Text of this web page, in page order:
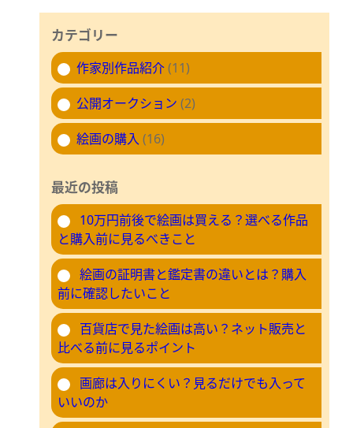
カテゴリー
作家別作品紹介(11)
公開オークション (2)
絵画の購入 (16)
最近の投稿
10万円前後で絵画は買える？選べる作品
と購入前に見るべきこと
絵画の証明書と鑑定書の違いとは？購入
前に確認したいこと
百貨店で見た絵画は高い？ネット販売と
比べる前に見るポイント
画廊は入りにくい？見るだけでも入って
いいのか